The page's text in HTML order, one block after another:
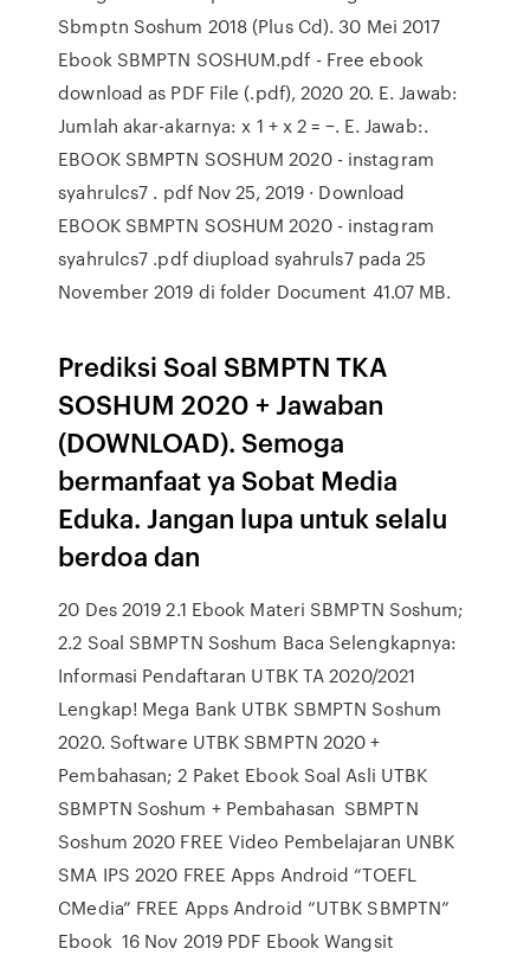
Sbmptn Soshum 2018 (Plus Cd). 30 Mei 2017
Ebook SBMPTN SOSHUM.pdf - Free ebook
download as PDF File (.pdf), 2020 20. E. Jawab:
Jumlah akar-akarnya: x 1 + x 2 = −. E. Jawab:.
EBOOK SBMPTN SOSHUM 2020 - instagram
syahrulcs7 . pdf Nov 25, 2019 · Download
EBOOK SBMPTN SOSHUM 2020 - instagram
syahrulcs7 .pdf diupload syahruls7 pada 25
November 2019 di folder Document 41.07 MB.
Prediksi Soal SBMPTN TKA
SOSHUM 2020 + Jawaban
(DOWNLOAD). Semoga
bermanfaat ya Sobat Media
Eduka. Jangan lupa untuk selalu
berdoa dan
20 Des 2019 2.1 Ebook Materi SBMPTN Soshum;
2.2 Soal SBMPTN Soshum Baca Selengkapnya:
Informasi Pendaftaran UTBK TA 2020/2021
Lengkap! Mega Bank UTBK SBMPTN Soshum
2020. Software UTBK SBMPTN 2020 +
Pembahasan; 2 Paket Ebook Soal Asli UTBK
SBMPTN Soshum + Pembahasan SBMPTN
Soshum 2020 FREE Video Pembelajaran UNBK
SMA IPS 2020 FREE Apps Android “TOEFL
CMedia” FREE Apps Android “UTBK SBMPTN”
Ebook 16 Nov 2019 PDF Ebook Wangsit